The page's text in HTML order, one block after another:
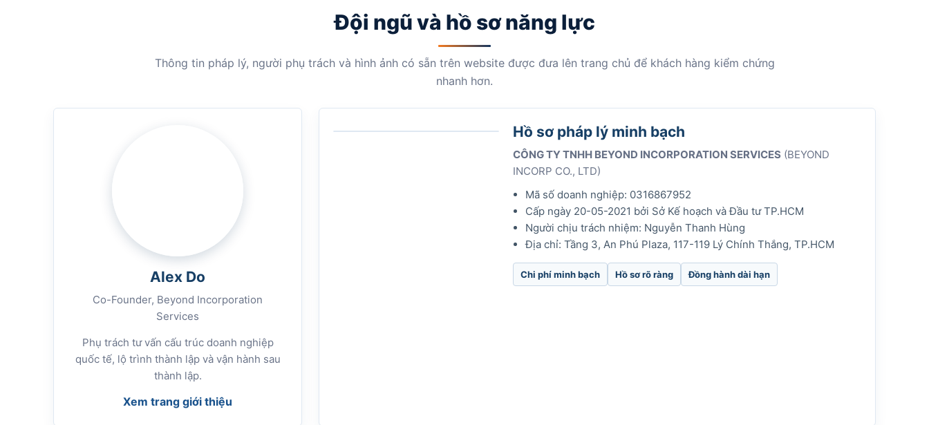
Đội ngũ và hồ sơ năng lực
Thông tin pháp lý, người phụ trách và hình ảnh có sẵn trên website được đưa lên trang chủ để khách hàng kiểm chứng
nhanh hơn.
Alex Do
Co-Founder, Beyond Incorporation
Services
Phụ trách tư vấn cấu trúc doanh nghiệp
quốc tế, lộ trình thành lập và vận hành sau
thành lập.
Xem trang giới thiệu
Hồ sơ pháp lý minh bạch
CÔNG TY TNHH BEYOND INCORPORATION SERVICES (BEYOND
INCORP CO., LTD)
Mã số doanh nghiệp: 0316867952
Cấp ngày 20-05-2021 bởi Sở Kế hoạch và Đầu tư TP.HCM
Người chịu trách nhiệm: Nguyễn Thanh Hùng
Địa chỉ: Tầng 3, An Phú Plaza, 117-119 Lý Chính Thắng, TP.HCM
Chi phí minh bạch Hồ sơ rõ ràng Đồng hành dài hạn